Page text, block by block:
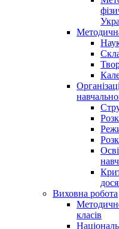
Виховна робота
класів